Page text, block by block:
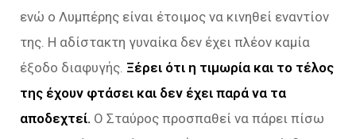
ενώ ο Λυμπέρης είναι έτοιμος να κινηθεί εναντίον
της. Η αδίστακτη γυναίκα δεν έχει πλέον καμία
έξοδο διαφυγής. Ξέρει ότι η τιμωρία και το τέλος
της έχουν φτάσει και δεν έχει παρά να τα
αποδεχτεί. Ο Σταύρος προσπαθεί να πάρει πίσω